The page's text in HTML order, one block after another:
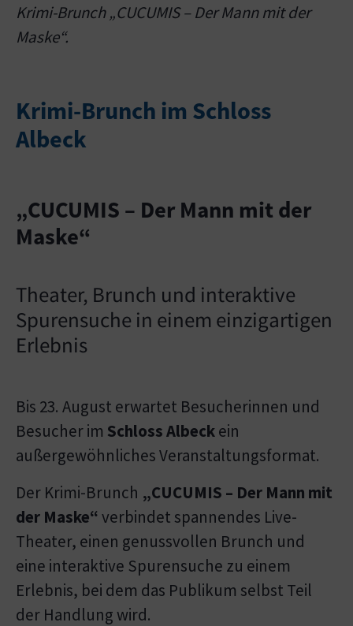
Krimi-Brunch „CUCUMIS – Der Mann mit der
Maske“.
Krimi-Brunch im Schloss
Albeck
„CUCUMIS – Der Mann mit der
Maske“
Theater, Brunch und interaktive
Spurensuche in einem einzigartigen
Erlebnis
Bis 23. August erwartet Besucherinnen und
Besucher im Schloss Albeckein
außergewöhnliches Veranstaltungsformat.
Der Krimi-Brunch „CUCUMIS – Der Mann mit
der Maske“verbindet spannendes Live-
Theater, einen genussvollen Brunch und
eine interaktive Spurensuche zu einem
Erlebnis, bei dem das Publikum selbst Teil
der Handlung wird.